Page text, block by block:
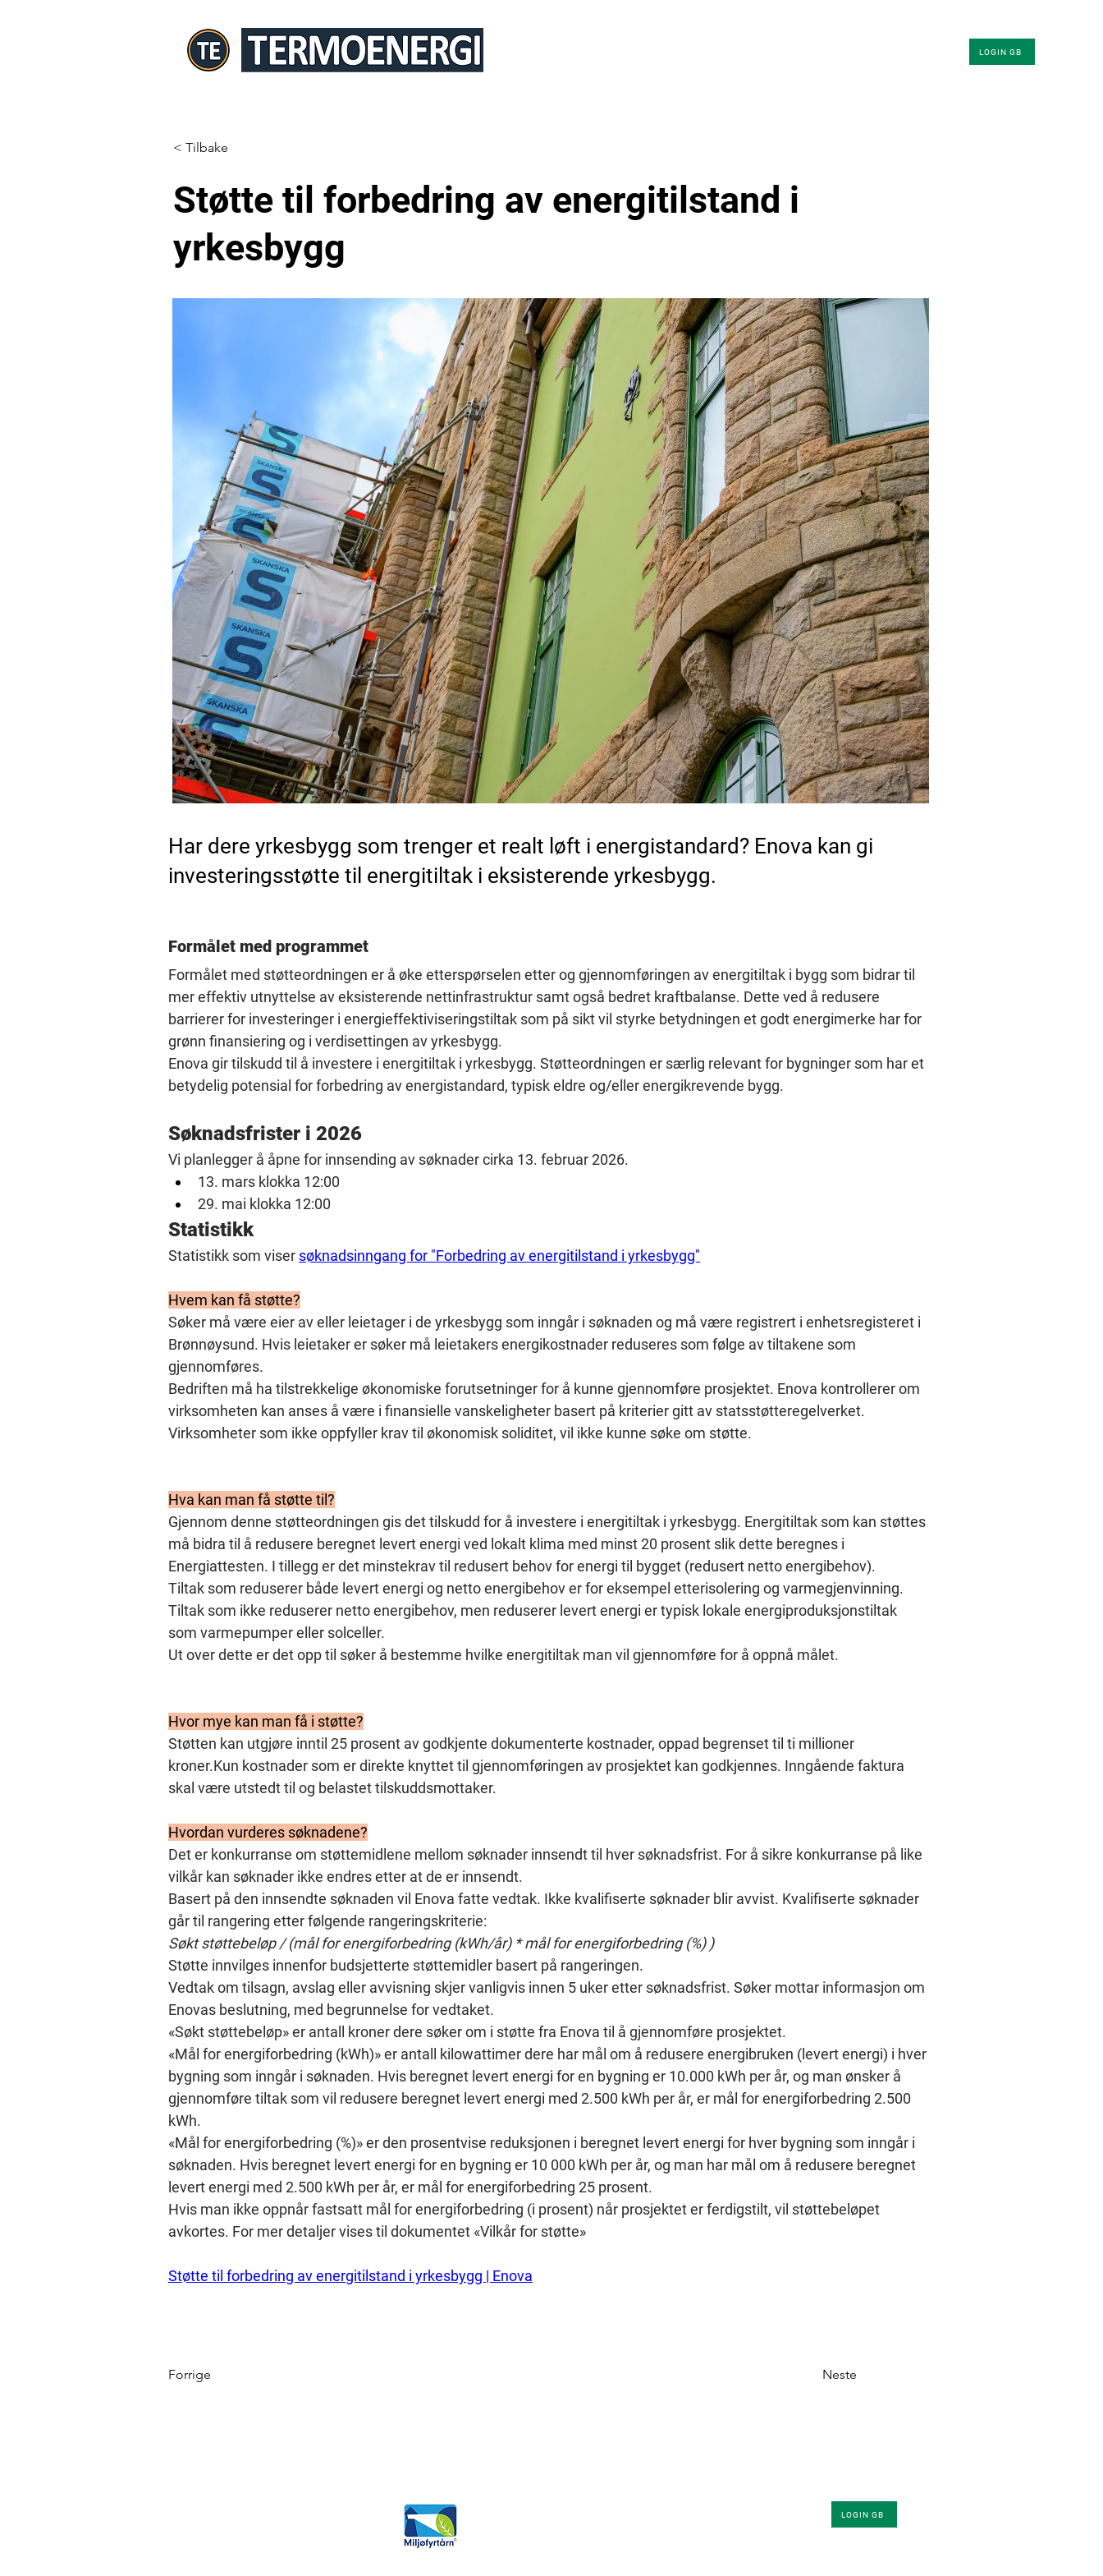
LOGIN GB
< Tilbake
Støtte til forbedring av energitilstand i
yrkesbygg
Har dere yrkesbygg som trenger et realt løft i energistandard? Enova kan gi
investeringsstøtte til energitiltak i eksisterende yrkesbygg.
Formålet med programmet
Formålet med støtteordningen er å øke etterspørselen etter og gjennomføringen av energitiltak i bygg som bidrar til
mer effektiv utnyttelse av eksisterende nettinfrastruktur samt også bedret kraftbalanse. Dette ved å redusere
barrierer for investeringer i energieffektiviseringstiltak som på sikt vil styrke betydningen et godt energimerke har for
grønn finansiering og i verdisettingen av yrkesbygg.
Enova gir tilskudd til å investere i energitiltak i yrkesbygg. Støtteordningen er særlig relevant for bygninger som har et
betydelig potensial for forbedring av energistandard, typisk eldre og/eller energikrevende bygg.
Søknadsfrister i 2026
Vi planlegger å åpne for innsending av søknader cirka 13. februar 2026.
13. mars klokka 12:00
29. mai klokka 12:00
Statistikk
Statistikk som viser søknadsinngang for "Forbedring av energitilstand i yrkesbygg"
Hvem kan få støtte?
Søker må være eier av eller leietager i de yrkesbygg som inngår i søknaden og må være registrert i enhetsregisteret i
Brønnøysund. Hvis leietaker er søker må leietakers energikostnader reduseres som følge av tiltakene som
gjennomføres.
Bedriften må ha tilstrekkelige økonomiske forutsetninger for å kunne gjennomføre prosjektet. Enova kontrollerer om
virksomheten kan anses å være i finansielle vanskeligheter basert på kriterier gitt av statsstøtteregelverket.
Virksomheter som ikke oppfyller krav til økonomisk soliditet, vil ikke kunne søke om støtte.
Hva kan man få støtte til?
Gjennom denne støtteordningen gis det tilskudd for å investere i energitiltak i yrkesbygg. Energitiltak som kan støttes
må bidra til å redusere beregnet levert energi ved lokalt klima med minst 20 prosent slik dette beregnes i
Energiattesten. I tillegg er det minstekrav til redusert behov for energi til bygget (redusert netto energibehov).
Tiltak som reduserer både levert energi og netto energibehov er for eksempel etterisolering og varmegjenvinning.
Tiltak som ikke reduserer netto energibehov, men reduserer levert energi er typisk lokale energiproduksjonstiltak
som varmepumper eller solceller.
Ut over dette er det opp til søker å bestemme hvilke energitiltak man vil gjennomføre for å oppnå målet.
Hvor mye kan man få i støtte?
Støtten kan utgjøre inntil 25 prosent av godkjente dokumenterte kostnader, oppad begrenset til ti millioner
kroner.Kun kostnader som er direkte knyttet til gjennomføringen av prosjektet kan godkjennes. Inngående faktura
skal være utstedt til og belastet tilskuddsmottaker.
Hvordan vurderes søknadene?
Det er konkurranse om støttemidlene mellom søknader innsendt til hver søknadsfrist. For å sikre konkurranse på like
vilkår kan søknader ikke endres etter at de er innsendt.
Basert på den innsendte søknaden vil Enova fatte vedtak. Ikke kvalifiserte søknader blir avvist. Kvalifiserte søknader
går til rangering etter følgende rangeringskriterie:
Søkt støttebeløp / (mål for energiforbedring (kWh/år) * mål for energiforbedring (%) )
Støtte innvilges innenfor budsjetterte støttemidler basert på rangeringen.
Vedtak om tilsagn, avslag eller avvisning skjer vanligvis innen 5 uker etter søknadsfrist. Søker mottar informasjon om
Enovas beslutning, med begrunnelse for vedtaket.
«Søkt støttebeløp» er antall kroner dere søker om i støtte fra Enova til å gjennomføre prosjektet.
«Mål for energiforbedring (kWh)» er antall kilowattimer dere har mål om å redusere energibruken (levert energi) i hver
bygning som inngår i søknaden. Hvis beregnet levert energi for en bygning er 10.000 kWh per år, og man ønsker å
gjennomføre tiltak som vil redusere beregnet levert energi med 2.500 kWh per år, er mål for energiforbedring 2.500
kWh.
«Mål for energiforbedring (%)» er den prosentvise reduksjonen i beregnet levert energi for hver bygning som inngår i
søknaden. Hvis beregnet levert energi for en bygning er 10 000 kWh per år, og man har mål om å redusere beregnet
levert energi med 2.500 kWh per år, er mål for energiforbedring 25 prosent.
Hvis man ikke oppnår fastsatt mål for energiforbedring (i prosent) når prosjektet er ferdigstilt, vil støttebeløpet
avkortes. For mer detaljer vises til dokumentet «Vilkår for støtte»
Støtte til forbedring av energitilstand i yrkesbygg | Enova
Forrige Neste
LOGIN GB